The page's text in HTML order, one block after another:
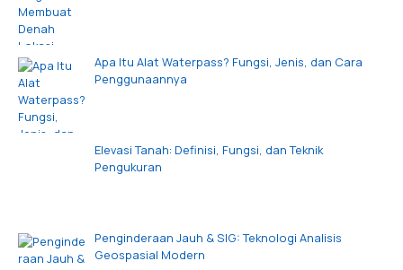
Apa Itu Alat Waterpass? Fungsi, Jenis, dan Cara
Penggunaannya
Elevasi Tanah: Definisi, Fungsi, dan Teknik
Pengukuran
Penginderaan Jauh & SIG: Teknologi Analisis
Geospasial Modern